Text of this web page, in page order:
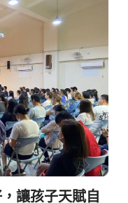
讓孩子天賦自